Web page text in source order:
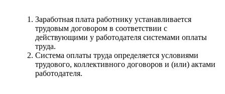
Заработная плата работнику устанавливается
трудовым договором в соответствии с
действующими у работодателя системами оплаты
труда.
Система оплаты труда определяется условиями
трудового, коллективного договоров и (или) актами
работодателя.